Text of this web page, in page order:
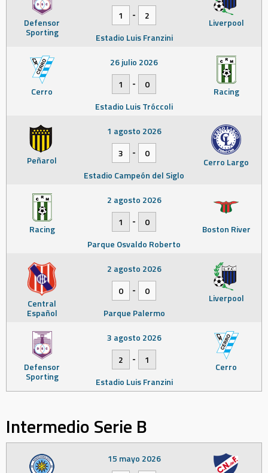
Defensor
Sporting
Liverpool
1
-
2
Estadio Luis Franzini
Cerro Racing
26 julio 2026
1
-
0
Estadio Luis Tróccoli
Peñarol Cerro Largo
1 agosto 2026
3
-
0
Estadio Campeón del Siglo
Racing Boston River
2 agosto 2026
1
-
0
Parque Osvaldo Roberto
Central
Español
Liverpool
2 agosto 2026
0
-
0
Parque Palermo
Defensor
Sporting
Cerro
3 agosto 2026
2
-
1
Estadio Luis Franzini
Intermedio Serie B
15 mayo 2026